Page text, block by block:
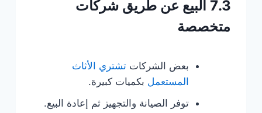
7.3 البيع عن طريق شركات
متخصصة
بعض الشركات تشتري الأثاث
المستعمل بكميات كبيرة.
توفر الصيانة والتجهيز ثم إعادة البيع.